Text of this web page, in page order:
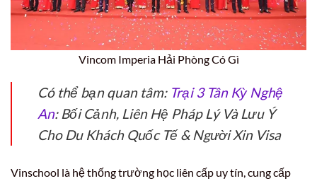
Vincom Imperia Hải Phòng Có Gì
Có thể bạn quan tâm: Trại 3 Tân Kỳ Nghệ
An: Bối Cảnh, Liên Hệ Pháp Lý Và Lưu Ý
Cho Du Khách Quốc Tế & Người Xin Visa
Vinschool là hệ thống trường học liên cấp uy tín, cung cấp